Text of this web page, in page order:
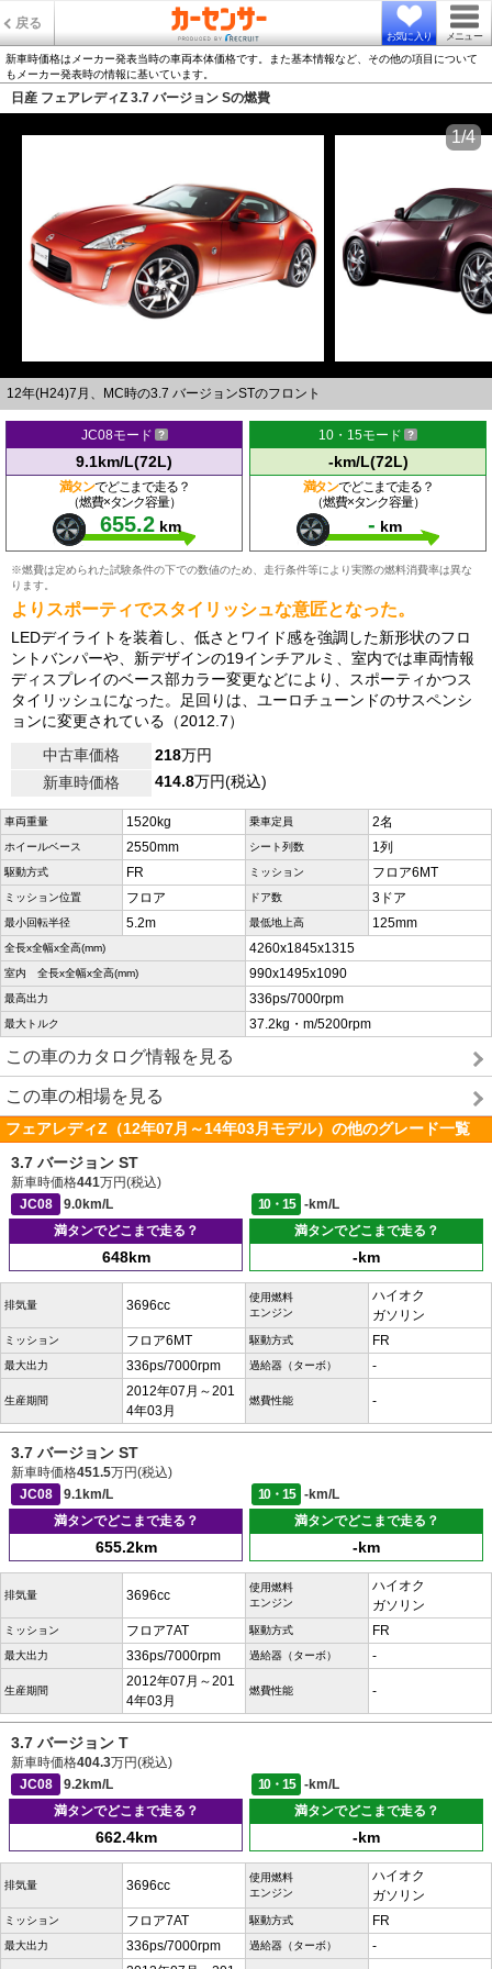
戻る
お気に入り メニュー
新車時価格はメーカー発表当時の車両本体価格です。また基本情報など、その他の項目について
もメーカー発表時の情報に基いています。
日産 フェアレディZ 3.7 バージョン Sの燃費
12年(H24)7月、MC時の3.7 バージョンSTのフロント
1/4
JC08モード
9.1km/L(72L)
満タンでどこまで走る？
（燃費×タンク容量）
655.2 km
10・15モード
-km/L(72L)
満タンでどこまで走る？
（燃費×タンク容量）
- km
※燃費は定められた試験条件の下での数値のため、走行条件等により実際の燃料消費率は異な
ります。
よりスポーティでスタイリッシュな意匠となった。
LEDデイライトを装着し、低さとワイド感を強調した新形状のフロ
ントバンパーや、新デザインの19インチアルミ、室内では車両情報
ディスプレイのベース部カラー変更などにより、スポーティかつス
タイリッシュになった。足回りは、ユーロチューンドのサスペンシ
ョンに変更されている（2012.7）
中古車価格
218万円
新車時価格
414.8万円(税込)
車両重量 1520kg 乗車定員 2名
ホイールベース 2550mm シート列数 1列
駆動方式 FR ミッション フロア6MT
ミッション位置 フロア ドア数 3ドア
最小回転半径 5.2m 最低地上高 125mm
全長x全幅x全高(mm) 4260x1845x1315
室内 全長x全幅x全高(mm) 990x1495x1090
最高出力 336ps/7000rpm
最大トルク 37.2kg・m/5200rpm
この車のカタログ情報を見る
この車の相場を見る
フェアレディZ（12年07月～14年03月モデル）の他のグレード一覧
3.7 バージョン ST
新車時価格441万円(税込)
JC08
9.0km/L 10・15
-km/L
満タンでどこまで走る？
648km
満タンでどこまで走る？
-km
排気量 3696cc
使用燃料
エンジン
ハイオク
ガソリン
ミッション フロア6MT 駆動方式 FR
最大出力 336ps/7000rpm 過給器（ターボ） -
生産期間
2012年07月～201
4年03月
燃費性能 -
3.7 バージョン ST
新車時価格451.5万円(税込)
JC08
9.1km/L 10・15
-km/L
満タンでどこまで走る？
655.2km
満タンでどこまで走る？
-km
排気量 3696cc
使用燃料
エンジン
ハイオク
ガソリン
ミッション フロア7AT 駆動方式 FR
最大出力 336ps/7000rpm 過給器（ターボ） -
生産期間
2012年07月～201
4年03月
燃費性能 -
3.7 バージョン T
新車時価格404.3万円(税込)
JC08
9.2km/L 10・15
-km/L
満タンでどこまで走る？
662.4km
満タンでどこまで走る？
-km
排気量 3696cc
使用燃料
エンジン
ハイオク
ガソリン
ミッション フロア7AT 駆動方式 FR
最大出力 336ps/7000rpm 過給器（ターボ）
-